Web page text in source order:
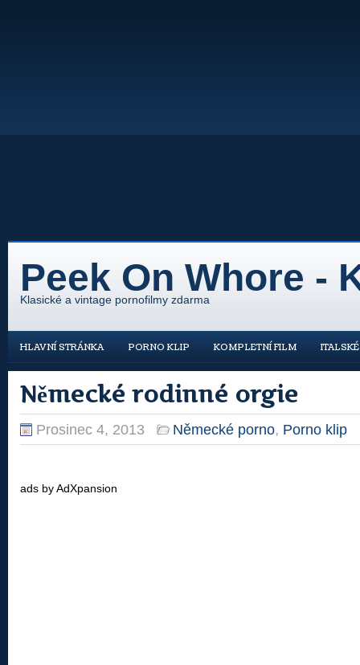
Peek On Whore -
Klasické a vintage pornofilmy zdarma
HLAVNÍ STRÁNKA PORNO KLIP KOMPLETNÍ FILM
Německé rodinné orgie
Prosinec 4, 2013 Německé porno, Porno klip
ads by AdXpansion